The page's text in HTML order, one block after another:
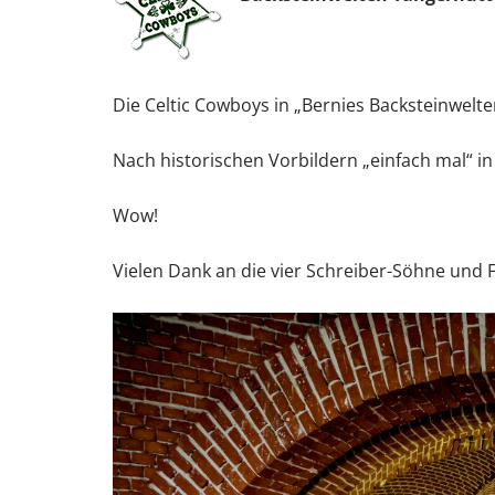
Die Celtic Cowboys in „Bernies
Nach historischen Vorbildern „einfach mal“
Wow!
Vielen Dank an die vier Schreiber-Söhne und